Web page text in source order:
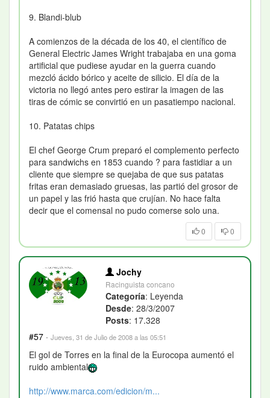
9. Blandi-blub
A comienzos de la década de los 40, el científico de
General Electric James Wright trabajaba en una goma
artificial que pudiese ayudar en la guerra cuando
mezcló ácido bórico y aceite de silicio. El día de la
victoria no llegó antes pero estirar la imagen de las
tiras de cómic se convirtió en un pasatiempo nacional.
10. Patatas chips
El chef George Crum preparó el complemento perfecto
para sandwichs en 1853 cuando ? para fastidiar a un
cliente que siempre se quejaba de que sus patatas
fritas eran demasiado gruesas, las partió del grosor de
un papel y las frió hasta que crujían. No hace falta
decir que el comensal no pudo comerse solo una.
0 0
Jochy
Racinguista concano
Categoría: Leyenda
Desde: 28/3/2007
Posts: 17.328
#57 · Jueves, 31 de Julio de 2008 a las 05:51
El gol de Torres en la final de la Eurocopa aumentó el
ruido ambiental
http://www.marca.com/edicion/m...